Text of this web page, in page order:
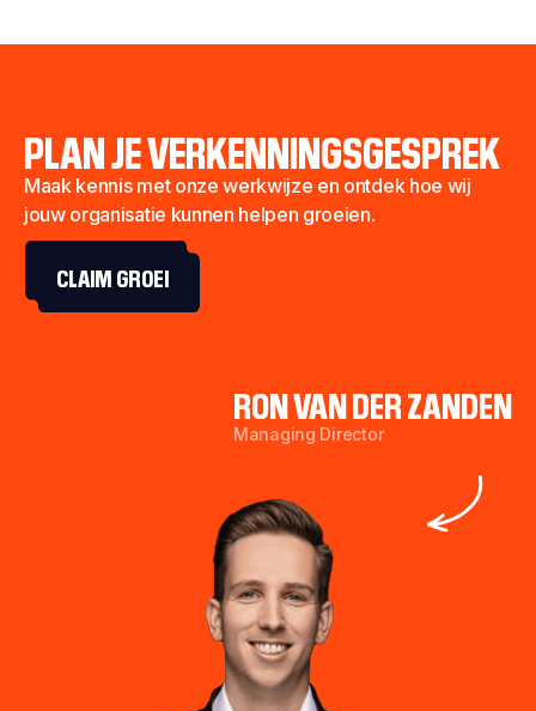
PLAN JE VERKENNINGSGESPREK
Maak kennis met onze werkwijze en ontdek hoe wij
jouw organisatie kunnen helpen groeien.
CLAIM GROEI
RON VAN DER ZANDEN
Managing Director